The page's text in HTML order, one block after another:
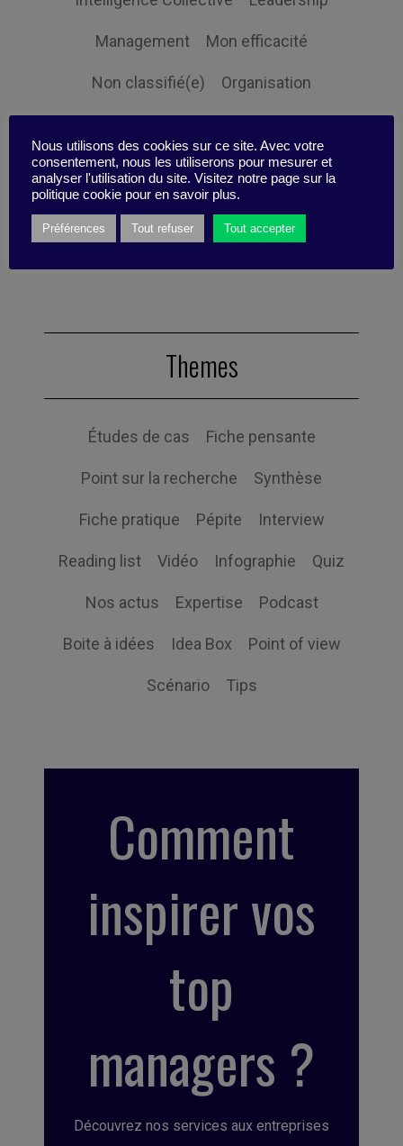
Management Mon efficacité
Non classifié(e) Organisation
Prospective Responsabilité sociale
Ressources humaines
Expertise
Themes
Études de cas Fiche pensante
Point sur la recherche Synthèse
Fiche pratique Pépite Interview
Reading list Vidéo Infographie Quiz
Nos actus Expertise Podcast
Boite à idées Idea Box Point of view
Scénario Tips
Comment
inspirer vos
top
managers ?
Découvrez nos services aux entreprises
Nous utilisons des cookies sur ce site. Avec votre
consentement, nous les utiliserons pour mesurer et
analyser l'utilisation du site. Visitez notre page sur la
politique cookie pour en savoir plus.
Préférences Tout refuser Tout accepter